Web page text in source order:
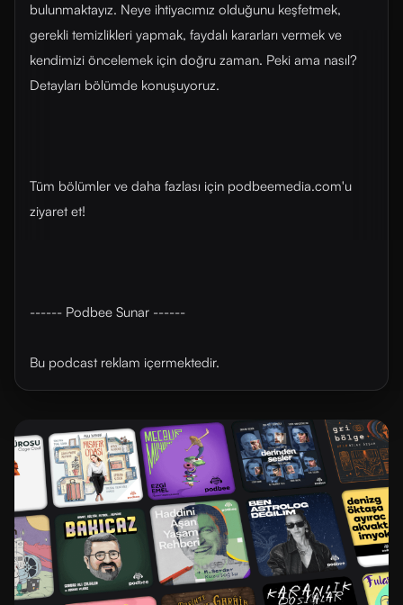
bulunmaktayız. Neye ihtiyacımız olduğunu keşfetmek,
gerekli temizlikleri yapmak, faydalı kararları vermek ve
kendimizi öncelemek için doğru zaman. Peki ama nasıl?
Detayları bölümde konuşuyoruz.
Tüm bölümler ve daha fazlası için ⁠podbeemedia.com⁠'u
ziyaret et!
------ Podbee Sunar ------
Bu podcast reklam içermektedir.